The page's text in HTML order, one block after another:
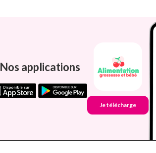
Nos applications
Je télécharge